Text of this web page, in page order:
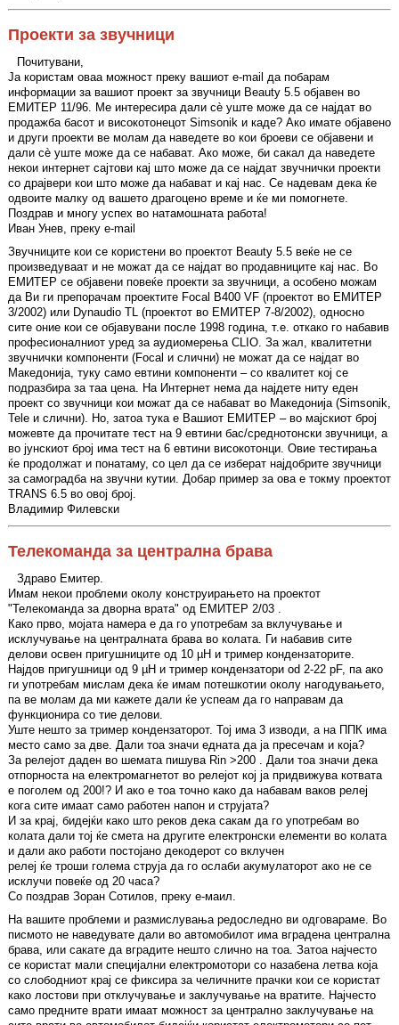
Проекти за звучници
Почитувани,
Ја користам оваа можност преку вашиот e-mail да побарам
информации за вашиот проект за звучници Beauty 5.5 објавен во
ЕМИТЕР 11/96. Ме интересира дали сè уште може да се најдат во
продажба басот и високотонецот Simsonik и каде? Ако имате објавено
и други проекти ве молам да наведете во кои броеви се објавени и
дали сè уште може да се набават. Ако може, би сакал да наведете
некои интернет сајтови кај што може да се најдат звучнички проекти
со драјвери кои што може да набават и кај нас. Се надевам дека ќе
одвоите малку од вашето драгоцено време и ќе ми помогнете.
Поздрав и многу успех во натамошната работа!
Иван Унев, преку e-mail
Звучниците кои се користени во проектот Beauty 5.5 веќе не се
произведуваат и не можат да се најдат во продавниците кај нас. Во
ЕМИТЕР се објавени повеќе проекти за звучници, а особено можам
да Ви ги препорачам проектите Focal B400 VF (проектот во ЕМИТЕР
3/2002) или Dynaudio TL (проектот во ЕМИТЕР 7-8/2002), односно
сите оние кои се објавувани после 1998 година, т.е. откако го набавив
професионалниот уред за аудиомерења CLIO. За жал, квалитетни
звучнички компоненти (Focal и слични) не можат да се најдат во
Македонија, туку само евтини компоненти – со квалитет кој се
подразбира за таа цена. На Интернет нема да најдете ниту еден
проект со звучници кои можат да се набават во Македонија (Simsonik,
Tele и слични). Но, затоа тука е Вашиот ЕМИТЕР – во мајскиот број
можевте да прочитате тест на 9 евтини бас/среднотонски звучници, а
во јунскиот број има тест на 6 евтини високотонци. Овие тестирања
ќе продолжат и понатаму, со цел да се изберат најдобрите звучници
за самоградба на звучни кутии. Добар пример за ова е токму проектот
TRANS 6.5 во овој број.
Владимир Филевски
Телекоманда за централна брава
Здраво Емитер.
Имам некои проблеми околу конструирањето на проектот
"Телекоманда за дворна врата" од ЕМИТЕР 2/03 .
Како прво, мојата намера е да го употребам за вклучување и
исклучување на централната брава во колата. Ги набавив сите
делови освен пригушниците од 10 µH и тример кондензаторите.
Најдов пригушници од 9 µH и тример кондензатори od 2-22 pF, па ако
ги употребам мислам дека ќе имам потешкотии околу нагодувањето,
па ве молам да ми кажете дали ќе успеам да го направам да
функционира со тие делови.
Уште нешто за тример кондензаторот. Тој има 3 изводи, а на ППК има
место само за две. Дали тоа значи едната да ја пресечам и која?
За релејот даден во шемата пишува Rin >200 . Дали тоа значи дека
отпорноста на електромагнетот во релејот кој ја придвижува котвата
е поголем од 200!? И ако е тоа точно како да набавам ваков релеј
кога сите имаат само работен напон и струјата?
И за крај, бидејќи како што реков дека сакам да го употребам во
колата дали тој ќе смета на другите електронски елементи во колата
и дали ако работи постојано декодерот со вклучен
релеј ќе троши голема струја да го ослаби акумулаторот ако не се
исклучи повеќе од 20 часа?
Со поздрав Зоран Сотилов, преку е-маил.
На вашите проблеми и размислувања редоследно ви одговараме. Во
писмото не наведувате дали во автомобилот има вградена централна
брава, или сакате да вградите нешто слично на тоа. Затоа најчесто
се користат мали специјални електромотори со назабена летва која
со слободниот крај се фиксира за челичните прачки кои се користат
како лостови при отклучување и заклучување на вратите. Најчесто
само предните врати имаат можност за централно заклучување на